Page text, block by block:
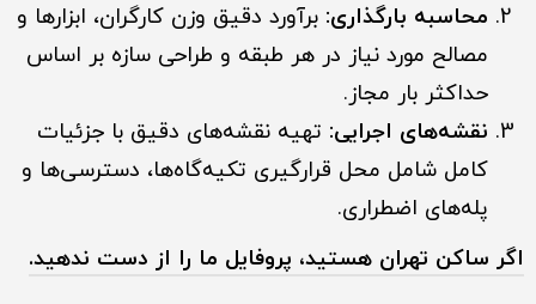
محاسبه بارگذاری: برآورد دقیق وزن کارگران، ابزارها و
مصالح مورد نیاز در هر طبقه و طراحی سازه بر اساس
حداکثر بار مجاز.
نقشه‌های اجرایی: تهیه نقشه‌های دقیق با جزئیات
کامل شامل محل قرارگیری تکیه‌گاه‌ها، دسترسی‌ها و
پله‌های اضطراری.
اگر ساکن تهران هستید، پروفایل ما را از دست ندهید.